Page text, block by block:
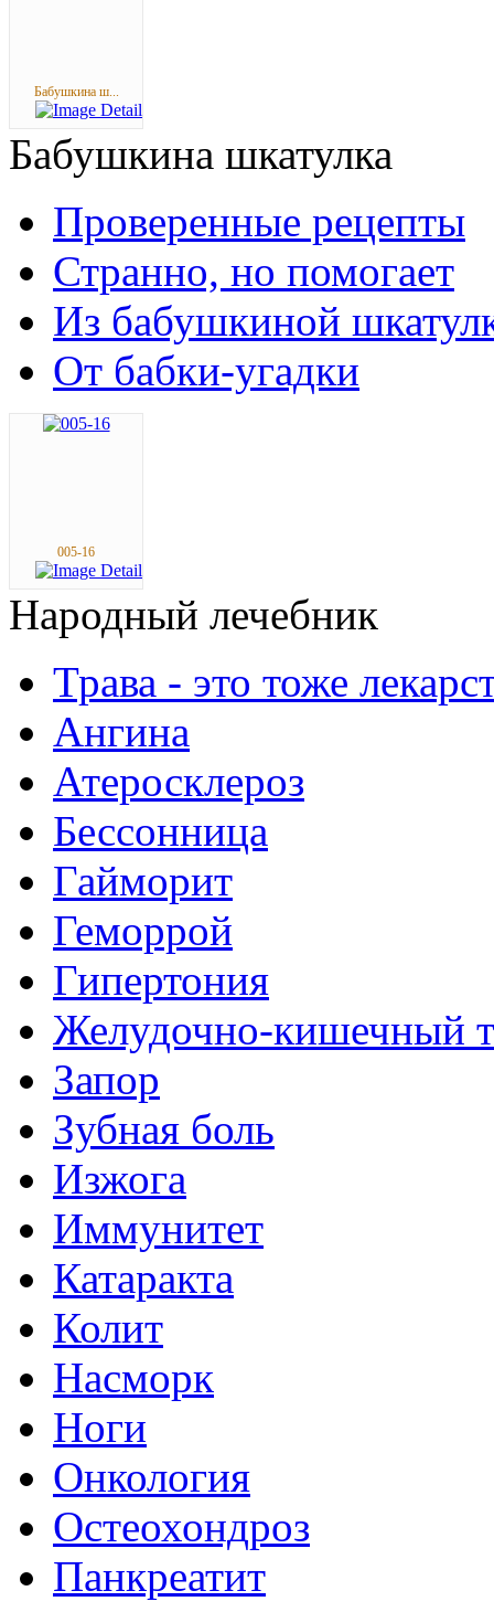
Бабушкина ш...
Бабушкина шкатулка
Проверенные рецепты
Странно, но помогает
Из бабушкиной
От бабки-угадки
005-16
Народный лечебник
Трава - это тоже
Ангина
Атеросклероз
Бессонница
Гайморит
Геморрой
Гипертония
Желудочно-кишечный
Запор
Зубная боль
Изжога
Иммунитет
Катаракта
Колит
Насморк
Ноги
Онкология
Остеохондроз
Панкреатит